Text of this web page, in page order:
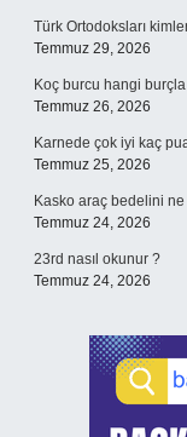
Türk Ortodoksları
Temmuz 29, 2026
Koç burcu hangi
Temmuz 26, 2026
Karnede çok iyi kaç
Temmuz 25, 2026
Kasko araç bedelini
Temmuz 24, 2026
23rd nasıl okunur ?
Temmuz 24, 2026